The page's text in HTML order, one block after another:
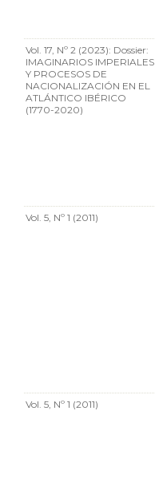
Vol. 17, Nº 2 (2023): Dossier:
IMAGINARIOS IMPERIALES
Y PROCESOS DE
NACIONALIZACIÓN EN EL
ATLÁNTICO IBÉRICO
(1770-2020)
Vol. 5, Nº 1 (2011)
Vol. 5, Nº 1 (2011)